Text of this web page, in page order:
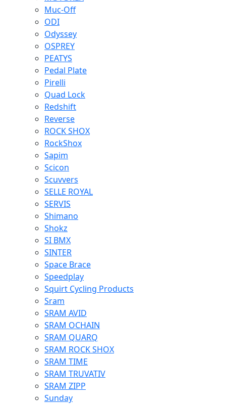
Muc-Off
ODI
Odyssey
OSPREY
PEATYS
Pedal Plate
Pirelli
Quad Lock
Redshift
Reverse
ROCK SHOX
RockShox
Sapim
Scicon
Scuvvers
SELLE ROYAL
SERVIS
Shimano
Shokz
SI BMX
SINTER
Space Brace
Speedplay
Squirt Cycling Products
Sram
SRAM AVID
SRAM OCHAIN
SRAM QUARQ
SRAM ROCK SHOX
SRAM TIME
SRAM TRUVATIV
SRAM ZIPP
Sunday